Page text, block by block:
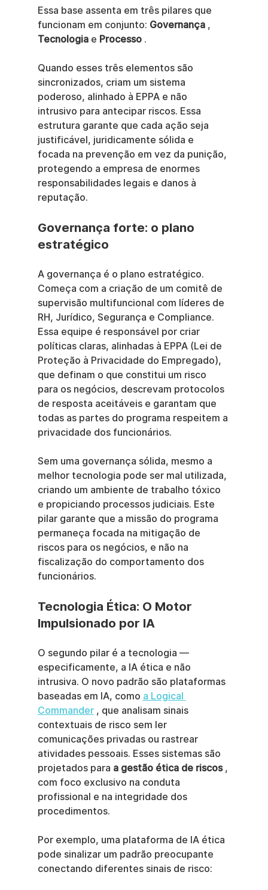
Essa base assenta em três pilares que
funcionam em conjunto: Governança ,
Tecnologia e Processo .
Quando esses três elementos são
sincronizados, criam um sistema
poderoso, alinhado à EPPA e não
intrusivo para antecipar riscos. Essa
estrutura garante que cada ação seja
justificável, juridicamente sólida e
focada na prevenção em vez da punição,
protegendo a empresa de enormes
responsabilidades legais e danos à
reputação.
Governança forte: o plano
estratégico
A governança é o plano estratégico.
Começa com a criação de um comitê de
supervisão multifuncional com líderes de
RH, Jurídico, Segurança e Compliance.
Essa equipe é responsável por criar
políticas claras, alinhadas à EPPA (Lei de
Proteção à Privacidade do Empregado),
que definam o que constitui um risco
para os negócios, descrevam protocolos
de resposta aceitáveis e garantam que
todas as partes do programa respeitem a
privacidade dos funcionários.
Sem uma governança sólida, mesmo a
melhor tecnologia pode ser mal utilizada,
criando um ambiente de trabalho tóxico
e propiciando processos judiciais. Este
pilar garante que a missão do programa
permaneça focada na mitigação de
riscos para os negócios, e não na
fiscalização do comportamento dos
funcionários.
Tecnologia Ética: O Motor
Impulsionado por IA
O segundo pilar é a tecnologia —
especificamente, a IA ética e não
intrusiva. O novo padrão são plataformas
baseadas em IA, como a Logical
Commander , que analisam sinais
contextuais de risco sem ler
comunicações privadas ou rastrear
atividades pessoais. Esses sistemas são
projetados para a gestão ética de riscos ,
com foco exclusivo na conduta
profissional e na integridade dos
procedimentos.
Por exemplo, uma plataforma de IA ética
pode sinalizar um padrão preocupante
conectando diferentes sinais de risco: